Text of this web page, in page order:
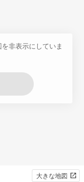
非表示にしていま
大きな地図